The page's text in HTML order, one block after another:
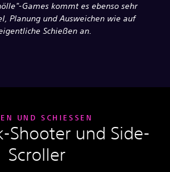
Games kommt es ebenso sehr
Planung und Ausweichen wie auf
Schießen an.
UND SCHIESSEN
Shooter und Side-
Scroller